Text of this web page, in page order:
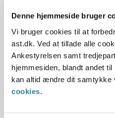
Denne hjemmeside bruger
Vi bruger cookies til at
ast.dk. Ved at tillade alle
Ankestyrelsen samt
hjemmesiden, blandt andet
kan altid ændre dit samtykke
cookies.
30.04.2013
Offentliggørelsesdato
04.12.2013
Paragraf